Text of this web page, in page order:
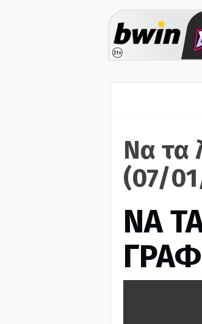
Να τα
(07/
ΝΑ